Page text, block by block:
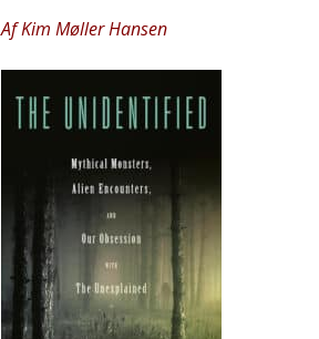
Af Kim Møl­ler Han­sen